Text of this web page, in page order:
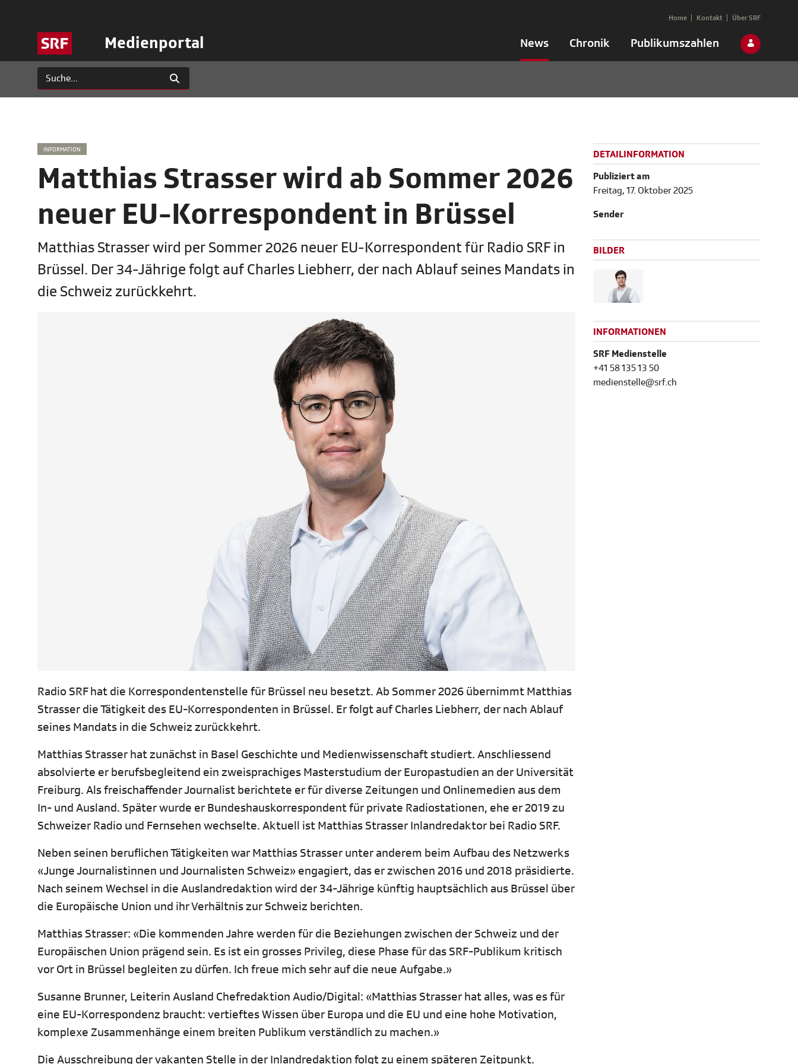
Medienportal News Chronik Publikumszahlen
Home Kontakt Über SRF
INFORMATION
Matthias Strasser wird ab Sommer 2026
neuer EU-Korrespondent in Brüssel
Matthias Strasser wird per Sommer 2026 neuer EU-Korrespondent für Radio SRF in
Brüssel. Der 34-Jährige folgt auf Charles Liebherr, der nach Ablauf seines Mandats in
die Schweiz zurückkehrt.
Radio SRF hat die Korrespondentenstelle für Brüssel neu besetzt. Ab Sommer 2026 übernimmt Matthias
Strasser die Tätigkeit des EU-Korrespondenten in Brüssel. Er folgt auf Charles Liebherr, der nach Ablauf
seines Mandats in die Schweiz zurückkehrt.
Matthias Strasser hat zunächst in Basel Geschichte und Medienwissenschaft studiert. Anschliessend
absolvierte er berufsbegleitend ein zweisprachiges Masterstudium der Europastudien an der Universität
Freiburg. Als freischaffender Journalist berichtete er für diverse Zeitungen und Onlinemedien aus dem
In- und Ausland. Später wurde er Bundeshauskorrespondent für private Radiostationen, ehe er 2019 zu
Schweizer Radio und Fernsehen wechselte. Aktuell ist Matthias Strasser Inlandredaktor bei Radio SRF.
Neben seinen beruflichen Tätigkeiten war Matthias Strasser unter anderem beim Aufbau des Netzwerks
«Junge Journalistinnen und Journalisten Schweiz» engagiert, das er zwischen 2016 und 2018 präsidierte.
Nach seinem Wechsel in die Auslandredaktion wird der 34-Jährige künftig hauptsächlich aus Brüssel über
die Europäische Union und ihr Verhältnis zur Schweiz berichten.
Matthias Strasser: «Die kommenden Jahre werden für die Beziehungen zwischen der Schweiz und der
Europäischen Union prägend sein. Es ist ein grosses Privileg, diese Phase für das SRF-Publikum kritisch
vor Ort in Brüssel begleiten zu dürfen. Ich freue mich sehr auf die neue Aufgabe.»
Susanne Brunner, Leiterin Ausland Chefredaktion Audio/Digital: «Matthias Strasser hat alles, was es für
eine EU-Korrespondenz braucht: vertieftes Wissen über Europa und die EU und eine hohe Motivation,
komplexe Zusammenhänge einem breiten Publikum verständlich zu machen.»
Die Ausschreibung der vakanten Stelle in der Inlandredaktion folgt zu einem späteren Zeitpunkt.
DETAILINFORMATION
Publiziert am
Freitag, 17. Oktober 2025
Sender
BILDER
INFORMATIONEN
SRF Medienstelle
+41 58 135 13 50
medienstelle@srf.ch